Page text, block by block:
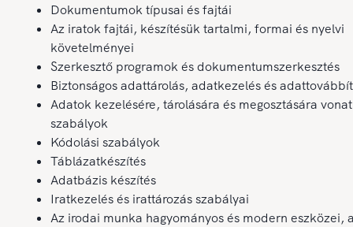
Dokumentumok típusai és fajtái
Az iratok fajtái, készítésük tartalmi, formai és nyelvi
követelményei
Szerkesztő programok és dokumentumszerkesztés
Biztonságos adattárolás, adatkezelés és
Adatok kezelésére, tárolására és megosztására
szabályok
Kódolási szabályok
Táblázatkészítés
Adatbázis készítés
Iratkezelés és irattározás szabályai
Az irodai munka hagyományos és modern eszközei,